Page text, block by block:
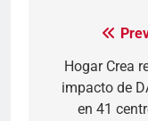
de
entradas
Hogar Crea
impacto de
en 41